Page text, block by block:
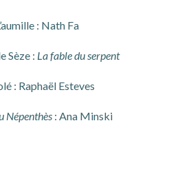
: Nath Fa
Sèze : La fable du serpent
: Raphaël Esteves
Népenthès : Ana Minski